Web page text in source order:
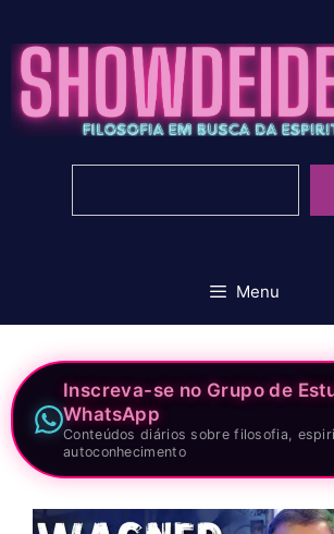
para
conteúdo
Menu
Inscreva-se no Grupo de
WhatsApp
Conteúdos diários sobre filosofia,
autoconhecimento